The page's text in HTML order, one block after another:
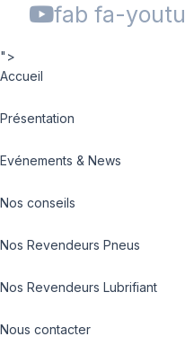
fab fa-
">
Accueil
Présentation
Evénements & News
Nos conseils
Nos Revendeurs Pneus
Nos Revendeurs Lubrifiant
Nous contacter